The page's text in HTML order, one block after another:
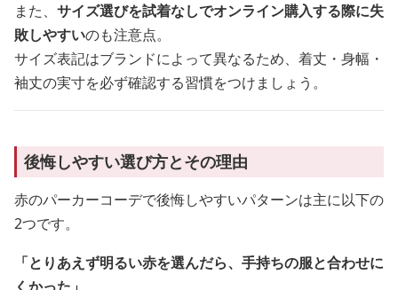
また、 サイズ選びを試着なしでオンライン購入する際に失
敗しやすいのも注意点。
サイズ表記はブランドによって異なるため、着丈・身幅・
袖丈の実寸を必ず確認する習慣をつけましょう。
後悔しやすい選び方とその理由
赤のパーカーコーデで後悔しやすいパターンは主に以下の
2つです。
「とりあえず明るい赤を選んだら、手持ちの服と合わせに